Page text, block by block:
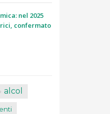
nel 2025
confermato
alcol